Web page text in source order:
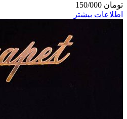
تومان
اطلاعات بیشتر